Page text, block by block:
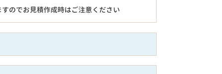
のでお見積作成時はご注意ください